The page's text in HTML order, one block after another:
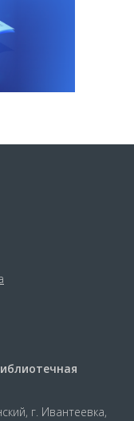
г. Ивантеевка,